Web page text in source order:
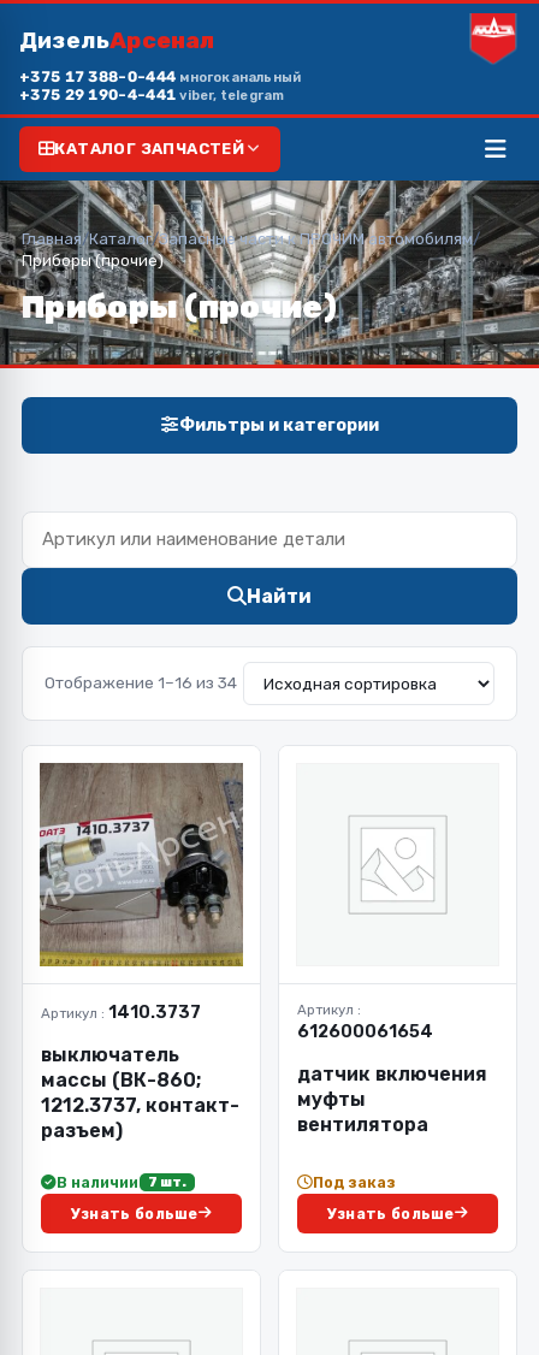
ДизельАрсенал
+375 17 388-0-444 многоканальный
+375 29 190-4-441viber, telegram
КАТАЛОГ ЗАПЧАСТЕЙ
Главная/Каталог/Запасные части к ПРОЧИМ автомобилям/
Приборы (прочие)
Приборы (прочие)
Фильтры и категории
Найти
Отображение 1–16 из 34
Артикул : 1410.3737
выключатель
массы (ВК-860;
1212.3737, контакт-
разъем)
В наличии 7 шт.
Узнать больше
Артикул :
612600061654
датчик включения
муфты
вентилятора
Под заказ
Узнать больше